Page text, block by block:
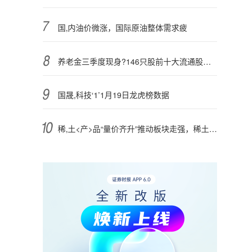
国,内油价微涨，国际原油整体需求疲
养老金三季度现身?146只股前十大流通股东榜
国晟,科技‘1’1月19日龙虎榜数据
稀,土<产>品“量价齐升”推动板块走强，稀土ETF（516780）规模突破37亿元、创下新高